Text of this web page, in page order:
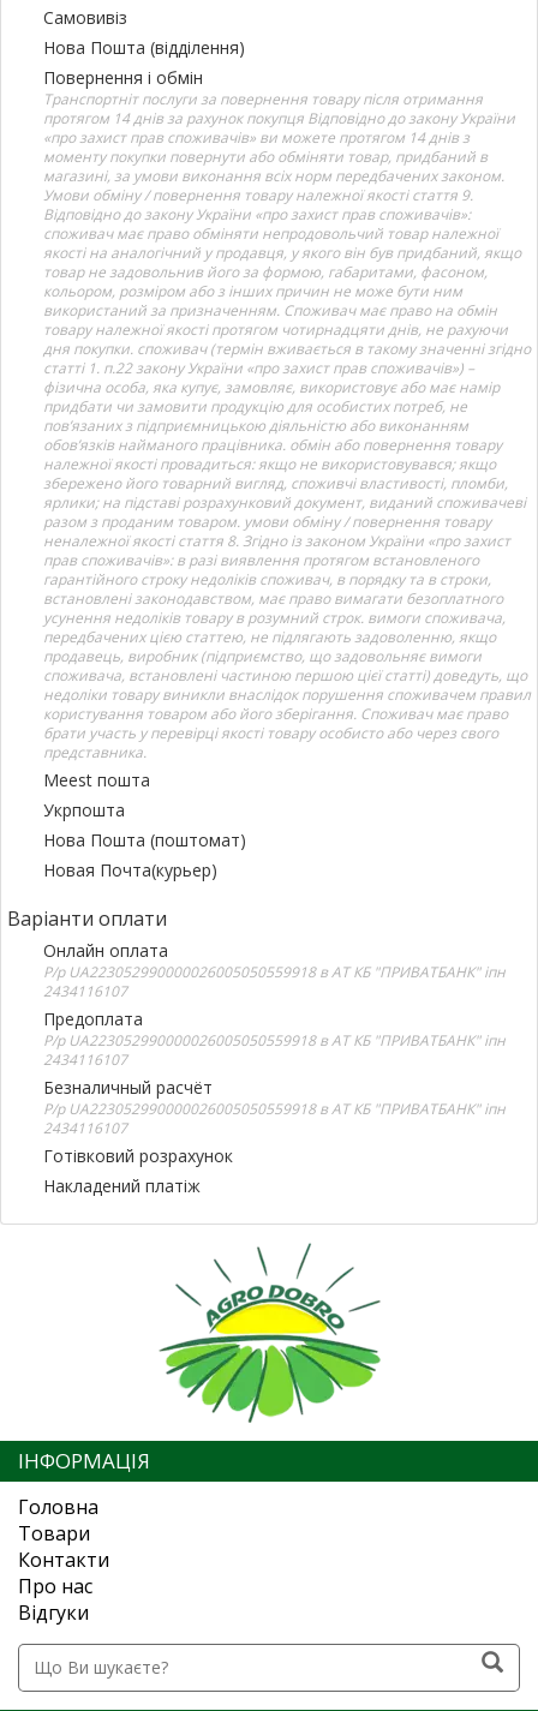
Самовивіз
Нова Пошта (відділення)
Повернення і обмін
Транспортніт послуги за повернення товару після отримання
протягом 14 днів за рахунок покупця Відповідно до закону України
«про захист прав споживачів» ви можете протягом 14 днів з
моменту покупки повернути або обміняти товар, придбаний в
магазині, за умови виконання всіх норм передбачених законом.
Умови обміну / повернення товару належної якості стаття 9.
Відповідно до закону України «про захист прав споживачів»:
споживач має право обміняти непродовольчий товар належної
якості на аналогічний у продавця, у якого він був придбаний, якщо
товар не задовольнив його за формою, габаритами, фасоном,
кольором, розміром або з інших причин не може бути ним
використаний за призначенням. Споживач має право на обмін
товару належної якості протягом чотирнадцяти днів, не рахуючи
дня покупки. споживач (термін вживається в такому значенні згідно
статті 1. п.22 закону України «про захист прав споживачів») –
фізична особа, яка купує, замовляє, використовує або має намір
придбати чи замовити продукцію для особистих потреб, не
пов’язаних з підприємницькою діяльністю або виконанням
обов’язків найманого працівника. обмін або повернення товару
належної якості провадиться: якщо не використовувався; якщо
збережено його товарний вигляд, споживчі властивості, пломби,
ярлики; на підставі розрахунковий документ, виданий споживачеві
разом з проданим товаром. умови обміну / повернення товару
неналежної якості стаття 8. Згідно із законом України «про захист
прав споживачів»: в разі виявлення протягом встановленого
гарантійного строку недоліків споживач, в порядку та в строки,
встановлені законодавством, має право вимагати безоплатного
усунення недоліків товару в розумний строк. вимоги споживача,
передбачених цією статтею, не підлягають задоволенню, якщо
продавець, виробник (підприємство, що задовольняє вимоги
споживача, встановлені частиною першою цієї статті) доведуть, що
недоліки товару виникли внаслідок порушення споживачем правил
користування товаром або його зберігання. Споживач має право
брати участь у перевірці якості товару особисто або через свого
представника.
Meest пошта
Укрпошта
Нова Пошта (поштомат)
Новая Почта(курьер)
Варіанти оплати
Онлайн оплата
Р/р UA223052990000026005050559918 в АТ КБ "ПРИВАТБАНК" іпн
2434116107
Предоплата
Р/р UA223052990000026005050559918 в АТ КБ "ПРИВАТБАНК" іпн
2434116107
Безналичный расчёт
Р/р UA223052990000026005050559918 в АТ КБ "ПРИВАТБАНК" іпн
2434116107
Готівковий розрахунок
Накладений платіж
ІНФОРМАЦІЯ
Головна
Товари
Контакти
Про нас
Відгуки